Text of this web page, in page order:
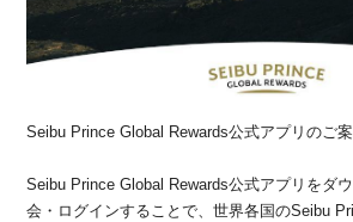
Seibu Prince Global Rewards公式アプリのご
Seibu Prince Global Rewards公式アプリをダ
会・ログインすることで、世界各国のSeibu